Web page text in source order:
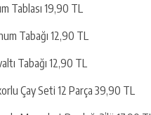
Tablası 19,90 TL
Tabağı 12,90 TL
Tabağı 12,90 TL
Çay Seti 12 Parça 39,90 TL